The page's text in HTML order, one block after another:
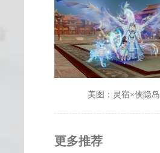
美图：灵宿×侠隐岛
更多推荐